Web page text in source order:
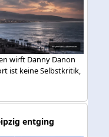
wirft Danny Danon
ist keine Selbstkritik,
entging